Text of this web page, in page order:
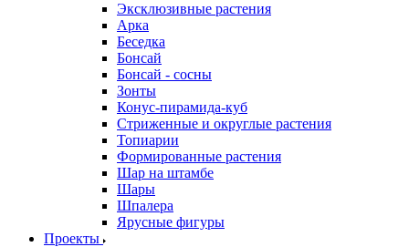
Эксклюзивные растения
Арка
Беседка
Бонсай
Бонсай - сосны
Зонты
Конус-пирамида-куб
Стриженные и округлые растения
Топиарии
Формированные растения
Шар на штамбе
Шары
Шпалера
Ярусные фигуры
Проекты